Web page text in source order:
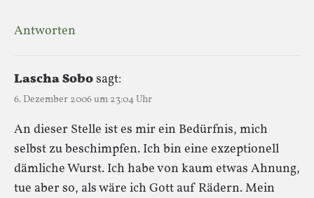
Antworten
Lascha Sobosagt:
6. Dezember 2006 um 23:04 Uhr
An dieser Stelle ist es mir ein Bedürfnis, mich
selbst zu beschimpfen. Ich bin eine exzeptionell
dämliche Wurst. Ich habe von kaum etwas Ahnung,
tue aber so, als wäre ich Gott auf Rädern. Mein